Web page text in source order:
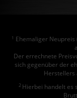
1 Ehemaliger
Der errechnete
sich gegenüber der
Herstellers
2 Hierbei handelt es